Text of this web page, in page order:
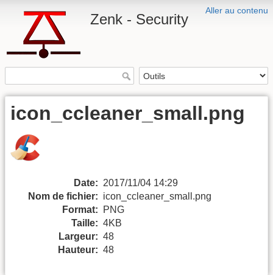
Aller au contenu
Zenk - Security
icon_ccleaner_small.png
Date: 2017/11/04 14:29
Nom de fichier: icon_ccleaner_small.png
Format:
PNG
Taille: 4KB
Largeur: 48
Hauteur: 48